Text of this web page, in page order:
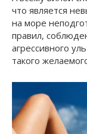
что является
на море
правил,
агрессивного
такого